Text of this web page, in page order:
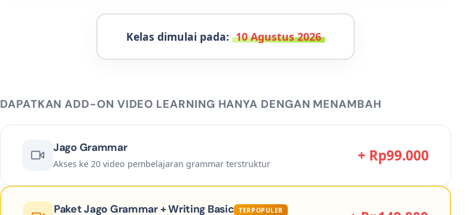
Kelas dimulai pada: 10 Agustus 2026
DAPATKAN ADD-ON VIDEO LEARNING HANYA DENGAN MENAMBAH
Jago Grammar
Akses ke 20 video pembelajaran grammar terstruktur + Rp99.000
Paket Jago Grammar + Writing Basic TERPOPULER